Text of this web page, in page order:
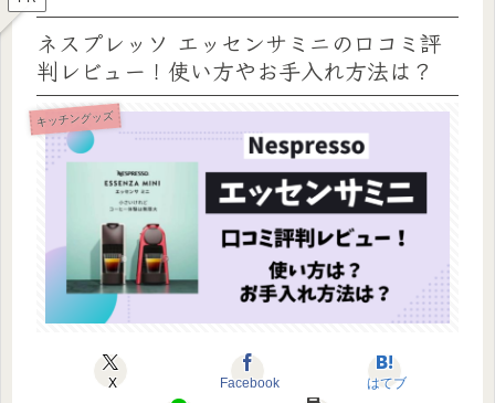
ネスプレッソ エッセンサミニの口コミ評
判レビュー！使い方やお手入れ方法は？
キッチングッズ
X Facebook はてブ